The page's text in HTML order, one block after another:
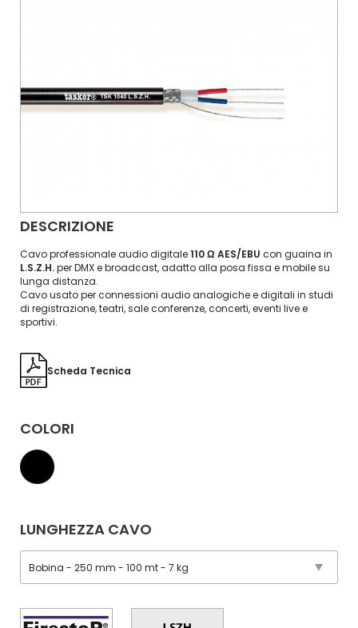
DESCRIZIONE
Cavo professionale audio digitale110 Ω AES/EBU con guaina in
L.S.Z.H.per DMX e broadcast, adatto alla posa fissa e mobile su
lunga distanza.
Cavo usato per connessioni audio analogiche e digitali in studi
di registrazione, teatri, sale conferenze, concerti, eventi live e
sportivi.
Scheda Tecnica
COLORI
LUNGHEZZA CAVO